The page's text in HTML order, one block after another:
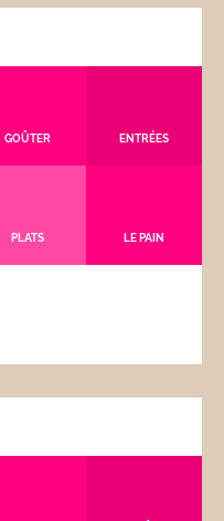
GOÛTER ENTRÉES
PLATS LE PAIN